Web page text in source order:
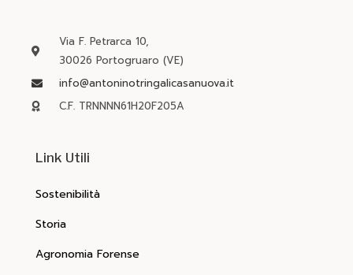
Via F. Petrarca 10,
30026 Portogruaro (VE)
info@antoninotringalicasanuova.it
C.F. TRNNNN61H20F205A
Link Utili
Sostenibilità
Storia
Agronomia Forense